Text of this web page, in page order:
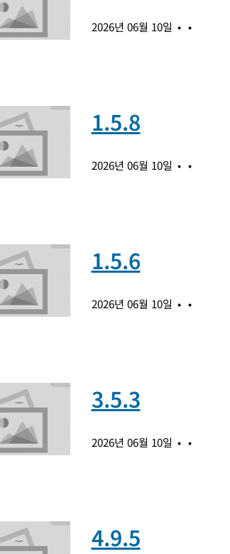
2026년 06월 10일
1.5.8
2026년 06월 10일
1.5.6
2026년 06월 10일
3.5.3
2026년 06월 10일
4.9.5